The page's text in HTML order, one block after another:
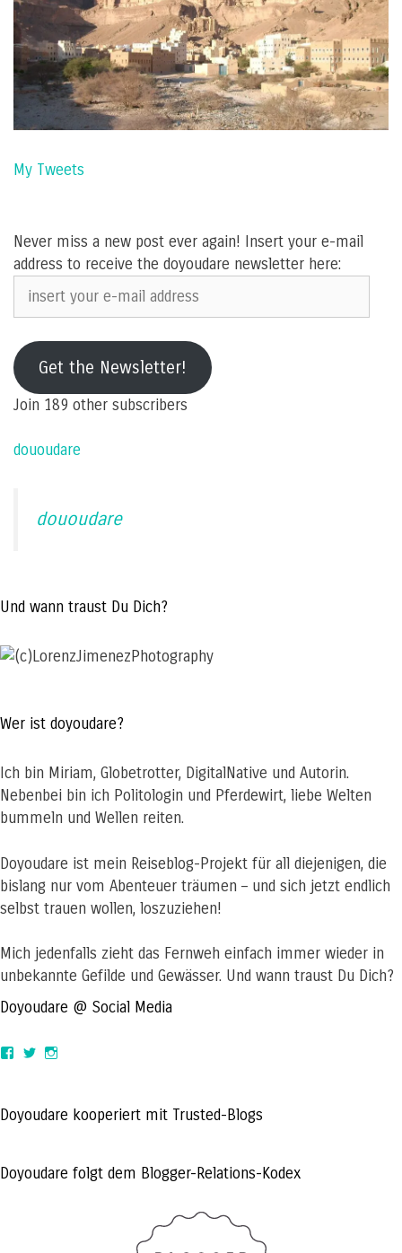
My Tweets
Never miss a new post ever again! Insert your e-mail
address to receive the doyoudare newsletter here:
insert
mail
addressGet the Newsletter!
Join 189 other subscribers
dououdare
dououdare
Und wann traust Du Dich?
Wer ist doyoudare?
Ich bin Miriam, Globetrotter, DigitalNative und Autorin.
Nebenbei bin ich Politologin und Pferdewirt, liebe Welten
bummeln und Wellen reiten.
Doyoudare ist mein Reiseblog-Projekt für all diejenigen, die
bislang nur vom Abenteuer träumen – und sich jetzt endlich
selbst trauen wollen, loszuziehen!
Mich jedenfalls zieht das Fernweh einfach immer wieder in
unbekannte Gefilde und Gewässer. Und wann traust Du Dich?
Doyoudare @ Social Media
View
Facebook
View
TwitterInstagram
Doyoudare kooperiert mit Trusted-Blogs
Doyoudare folgt dem Blogger-Relations-Kodex